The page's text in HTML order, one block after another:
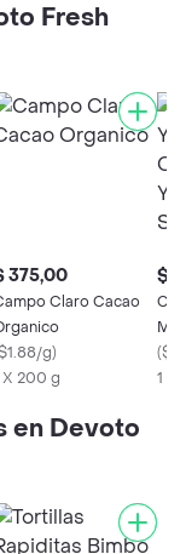
Fresh
375,00
Claro Cacao
g)
X 200 g
$
(
1 X
en Devoto